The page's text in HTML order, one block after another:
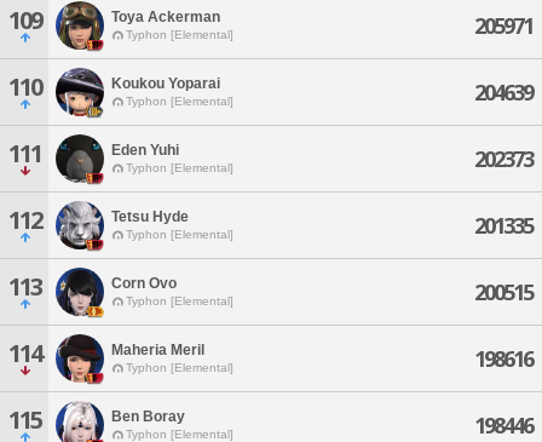
109 Toya Ackerman
Typhon [Elemental] 205971
110 Koukou Yoparai
Typhon [Elemental] 204639
111 Eden Yuhi
Typhon [Elemental] 202373
112 Tetsu Hyde
Typhon [Elemental] 201335
113 Corn Ovo
Typhon [Elemental] 200515
114 Maheria Meril
Typhon [Elemental] 198616
115 Ben Boray
Typhon [Elemental] 198446